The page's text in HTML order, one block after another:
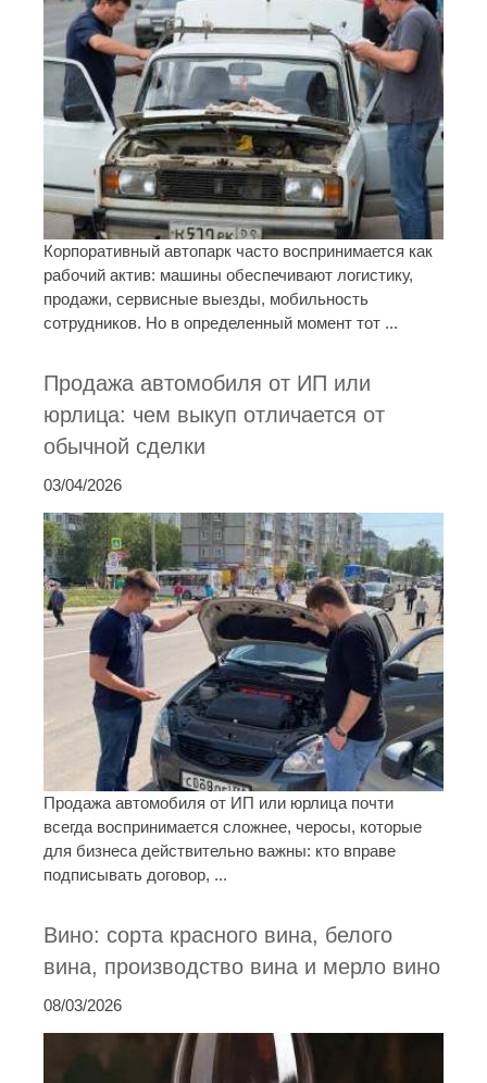
Корпоративный автопарк часто воспринимается как
рабочий актив: машины обеспечивают логистику,
продажи, сервисные выезды, мобильность
сотрудников. Но в определенный момент тот ...
Продажа автомобиля от ИП или
юрлица: чем выкуп отличается от
обычной сделки
03/04/2026
Продажа автомобиля от ИП или юрлица почти
всегда воспринимается сложнее, черосы, которые
для бизнеса действительно важны: кто вправе
подписывать договор, ...
Вино: сорта красного вина, белого
вина, производство вина и мерло вино
08/03/2026